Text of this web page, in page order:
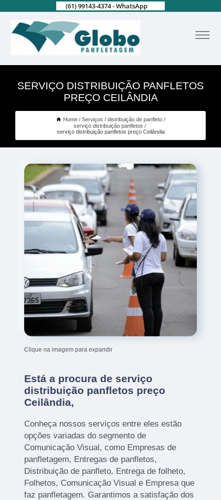
(61) 99143-4374 - WhatsApp
SERVIÇO DISTRIBUIÇÃO PANFLETOS
PREÇO CEILÂNDIA
Home Serviços
distribuição de panfleto
serviço distribuição panfletos
serviço distribuição panfletos preço Ceilândia
Clique na imagem para expandir
Está a procura de serviço
distribuição panfletos preço
Ceilândia,
Conheça nossos serviços entre eles estão
opções variadas do segmento de
Comunicação Visual, como Empresas de
panfletagem, Entregas de panfletos,
Distribuição de panfleto, Entrega de folheto,
Folhetos, Comunicação Visual e Empresa que
faz panfletagem. Garantimos a satisfação dos